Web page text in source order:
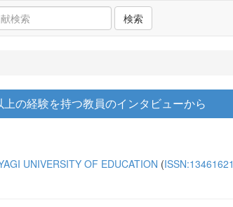
検索
の経験を持つ教員のインタビューから
UNIVERSITY OF EDUCATION (ISSN:13461621